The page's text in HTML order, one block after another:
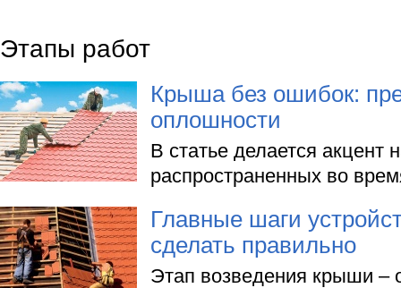
Этапы работ
Крыша без ошибок:
оплошности
В статье делается акцент
распространенных во
Главные шаги
сделать правильно
Этап возведения крыши –